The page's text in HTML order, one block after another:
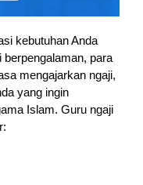
kebutuhan Anda
para
mengajarkan ngaji,
yang ingin
Islam. Guru ngaji